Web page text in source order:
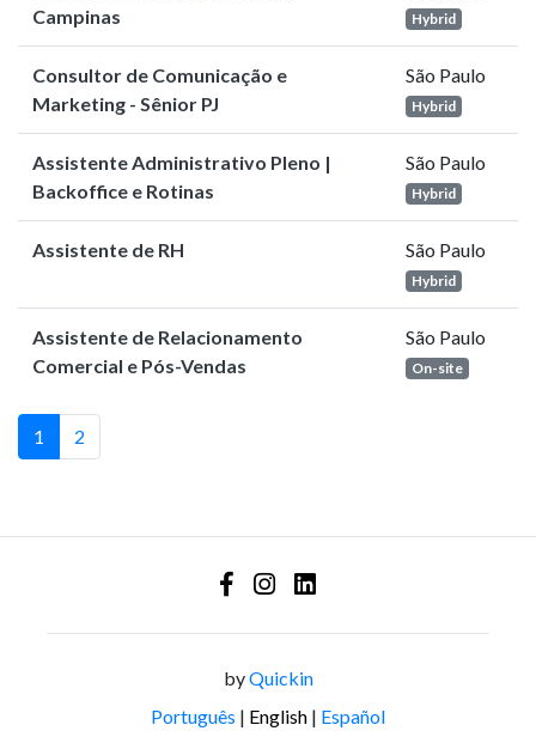
Campinas
Hybrid
Consultor de Comunicação e
Marketing - Sênior PJ
São Paulo
Hybrid
Assistente Administrativo Pleno |
Backoffice e Rotinas
São Paulo
Hybrid
Assistente de RH São Paulo
Hybrid
Assistente de Relacionamento
Comercial e Pós-Vendas
São Paulo
On-site
1 2
byQuickin
Português | English | Español